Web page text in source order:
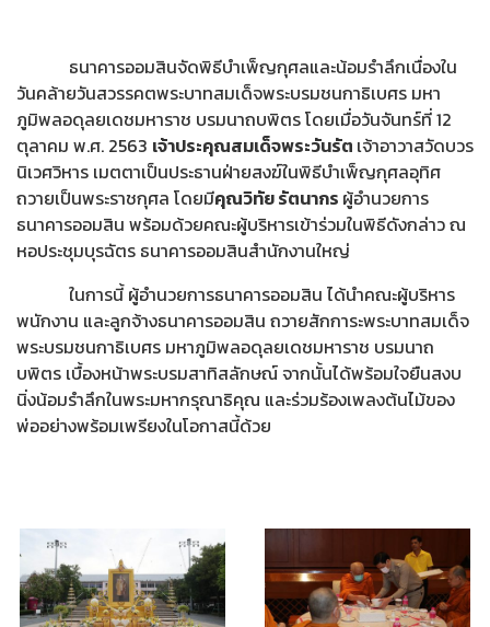
ธนาคารออมสินจัดพิธีบำเพ็ญกุศลและน้อมรำลึกเนื่องใน
วันคล้ายวันสวรรคตพระบาทสมเด็จพระบรมชนกาธิเบศร มหา
ภูมิพลอดุลยเดชมหาราช บรมนาถบพิตร โดยเมื่อวันจันทร์ที่ 12
ตุลาคม พ.ศ. 2563 เจ้าประคุณสมเด็จพระวันรัต เจ้าอาวาสวัดบวร
นิเวศวิหาร เมตตาเป็นประธานฝ่ายสงฆ์ในพิธีบำเพ็ญกุศลอุทิศ
ถวายเป็นพระราชกุศล โดยมีคุณวิทัย รัตนากร ผู้อำนวยการ
ธนาคารออมสิน พร้อมด้วยคณะผู้บริหารเข้าร่วมในพิธีดังกล่าว ณ
หอประชุมบุรฉัตร ธนาคารออมสินสำนักงานใหญ่
ในการนี้ ผู้อำนวยการธนาคารออมสิน ได้นำคณะผู้บริหาร
พนักงาน และลูกจ้างธนาคารออมสิน ถวายสักการะพระบาทสมเด็จ
พระบรมชนกาธิเบศร มหาภูมิพลอดุลยเดชมหาราช บรมนาถ
บพิตร เบื้องหน้าพระบรมสาทิสลักษณ์ จากนั้นได้พร้อมใจยืนสงบ
นิ่งน้อมรำลึกในพระมหากรุณาธิคุณ และร่วมร้องเพลงต้นไม้ของ
พ่ออย่างพร้อมเพรียงในโอกาสนี้ด้วย